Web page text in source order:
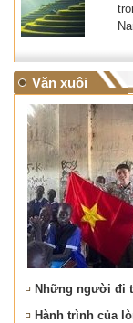
Văn xuôi
Những người đi
Hành trình của